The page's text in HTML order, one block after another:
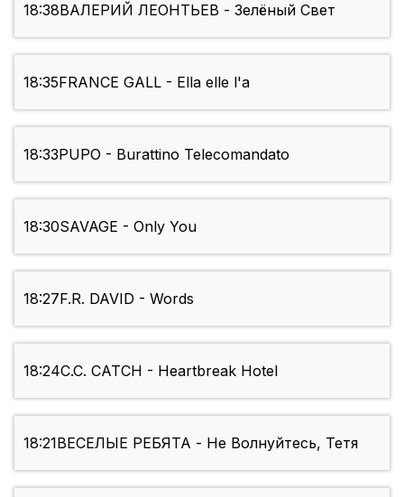
18:38ВАЛЕРИЙ ЛЕОНТЬЕВ - Зелёный Свет
18:35FRANCE GALL - Ella elle l'a
18:33PUPO - Burattino Telecomandato
18:30SAVAGE - Only You
18:27F.R. DAVID - Words
18:24C.C. CATCH - Heartbreak Hotel
18:21ВЕСЕЛЫЕ РЕБЯТА - Не Волнуйтесь, Тетя